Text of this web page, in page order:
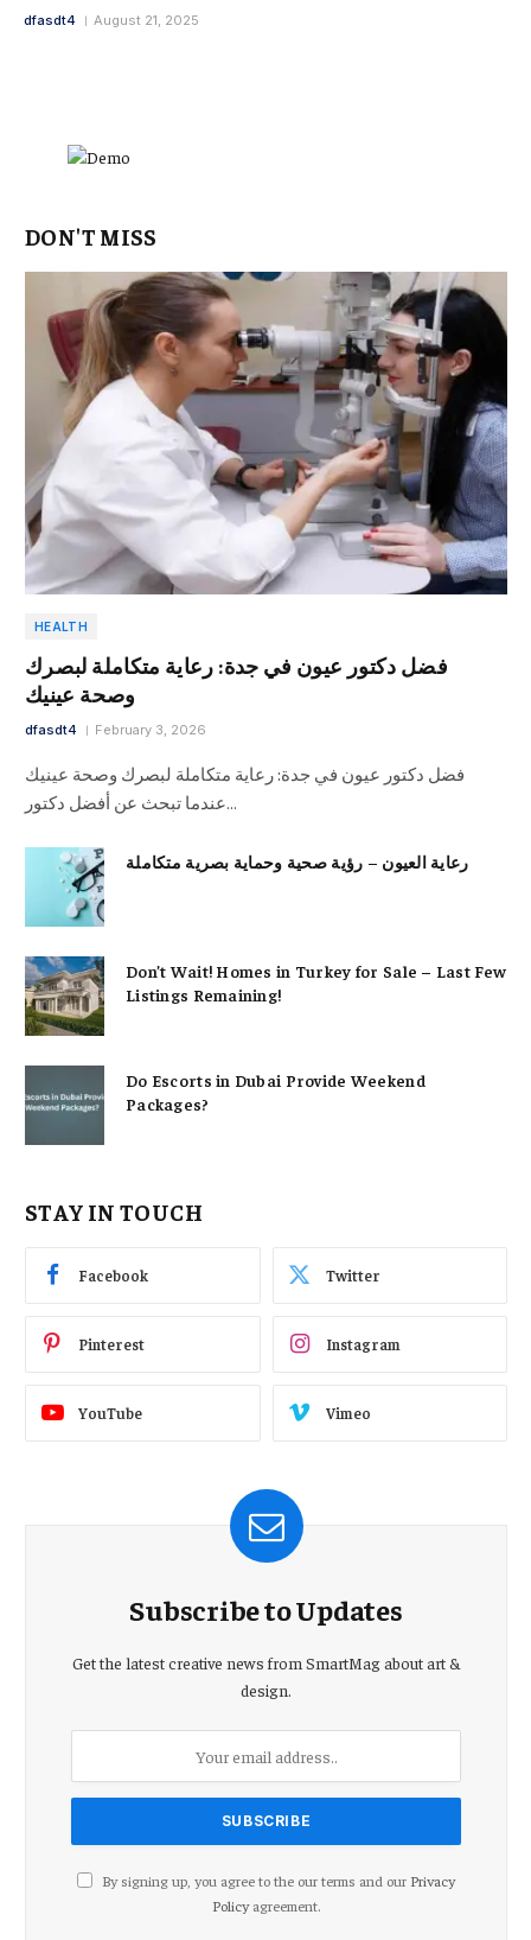
dfasdt4 August 21, 2025
DON'T MISS
HEALTH
فضل دكتور عيون في جدة: رعاية متكاملة لبصرك
وصحة عينيك
dfasdt4 February 3, 2026
فضل دكتور عيون في جدة: رعاية متكاملة لبصرك وصحة عينيك
رعاية العيون – رؤية صحية وحماية بصرية متكاملة
Don’t Wait! Homes in Turkey for Sale – Last Few
Listings Remaining!
Do Escorts in Dubai Provide Weekend
Packages?
STAY IN TOUCH
Facebook Twitter
Pinterest Instagram
YouTube Vimeo
Subscribe to Updates
Get the latest creative news from SmartMag about art &
design.
By signing up, you agree to the our terms and our Privacy
Policyagreement.